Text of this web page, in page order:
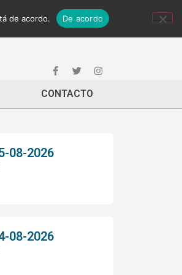
CONTACTO
08-2026
08-2026
de acordo. De acordo